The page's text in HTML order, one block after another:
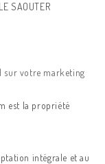
SAOUTER
sur votre marketing
est la propriété
intégrale et au